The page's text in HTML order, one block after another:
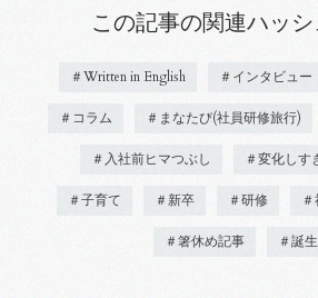
この記事の関連ハッシ
＃Written in English ＃インタビュー
＃コラム ＃まなたび(社員研修旅行)
＃入社前ヒマつぶし ＃変化しす
＃子育て ＃新卒 ＃研修
＃箸休め記事 ＃誕